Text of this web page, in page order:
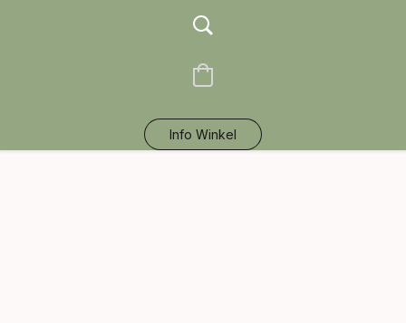
Info Winkel